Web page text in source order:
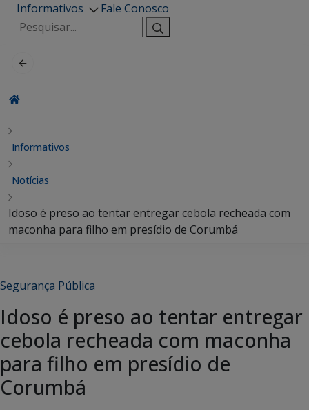
Informativos
Fale Conosco
Pesquisar
por:
Informativos
Notícias
Idoso é preso ao tentar entregar cebola recheada com
maconha para filho em presídio de Corumbá
Segurança Pública
Idoso é preso ao tentar entregar
cebola recheada com maconha
para filho em presídio de
Corumbá